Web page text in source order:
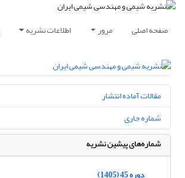
صفحه اصلی مرور اطلاعات نشریه
مقالات آماده انتشار
شماره جاری
شماره‌های پیشین نشریه
دوره 45 (1405)